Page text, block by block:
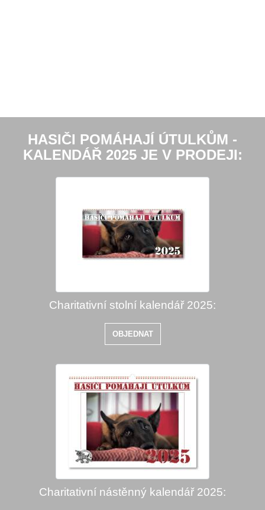
HASIČI POMÁHAJÍ ÚTULKŮM -
KALENDÁŘ 2025 JE V PRODEJI:
Charitativní stolní kalendář 2025:
OBJEDNAT
Charitativní nástěnný kalendář 2025: